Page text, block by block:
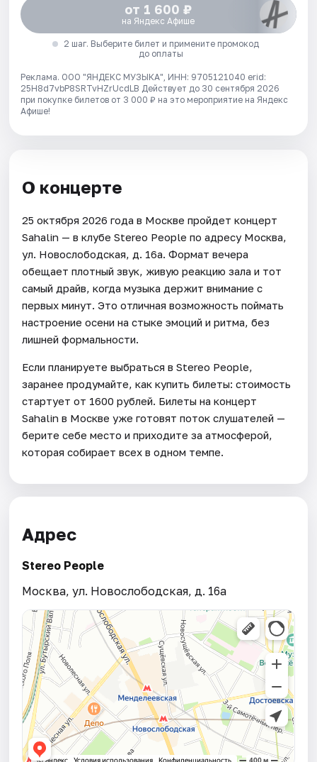
от 1 600 ₽
на Яндекс Афише
2 шаг. Выберите билет и примените промокод
до оплаты
Реклама. ООО "ЯНДЕКС МУЗЫКА", ИНН: 9705121040 erid:
25H8d7vbP8SRTvHZrUcdLB Действует до 30 сентября 2026
при покупке билетов от 3 000 ₽ на это мероприятие на Яндекс
Афише!
О концерте
25 октября 2026 года в Москве пройдет концерт
Sahalin — в клубе Stereo People по адресу Москва,
ул. Новослободская, д. 16а. Формат вечера
обещает плотный звук, живую реакцию зала и тот
самый драйв, когда музыка держит внимание с
первых минут. Это отличная возможность поймать
настроение осени на стыке эмоций и ритма, без
лишней формальности.
Если планируете выбраться в Stereo People,
заранее продумайте, как купить билеты: стоимость
стартует от 1600 рублей. Билеты на концерт
Sahalin в Москве уже готовят поток слушателей —
берите себе место и приходите за атмосферой,
которая собирает всех в одном темпе.
Адрес
Stereo People
Москва, ул. Новослободская, д. 16а